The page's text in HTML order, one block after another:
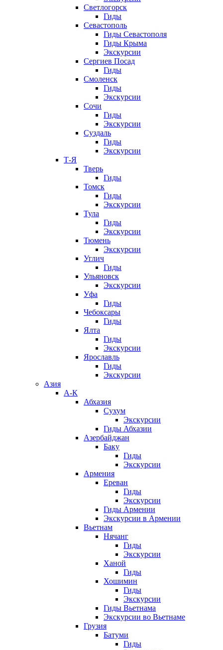
Светлогорск
Гиды
Севастополь
Гиды Севастополя
Гиды Крыма
Экскурсии
Сергиев Посад
Гиды
Смоленск
Гиды
Экскурсии
Сочи
Гиды
Экскурсии
Суздаль
Гиды
Экскурсии
Т-Я
Тверь
Гиды
Томск
Гиды
Экскурсии
Тула
Гиды
Экскурсии
Тюмень
Экскурсии
Углич
Гиды
Ульяновск
Экскурсии
Уфа
Гиды
Чебоксары
Гиды
Ялта
Гиды
Экскурсии
Ярославль
Гиды
Экскурсии
Азия
А-К
Абхазия
Сухум
Экскурсии
Гиды Абхазии
Азербайджан
Баку
Гиды
Экскурсии
Армения
Ереван
Гиды
Экскурсии
Гиды Армении
Экскурсии в Армении
Вьетнам
Нячанг
Гиды
Экскурсии
Ханой
Гиды
Хошимин
Гиды
Экскурсии
Гиды Вьетнама
Экскурсии во Вьетнаме
Грузия
Батуми
Гиды